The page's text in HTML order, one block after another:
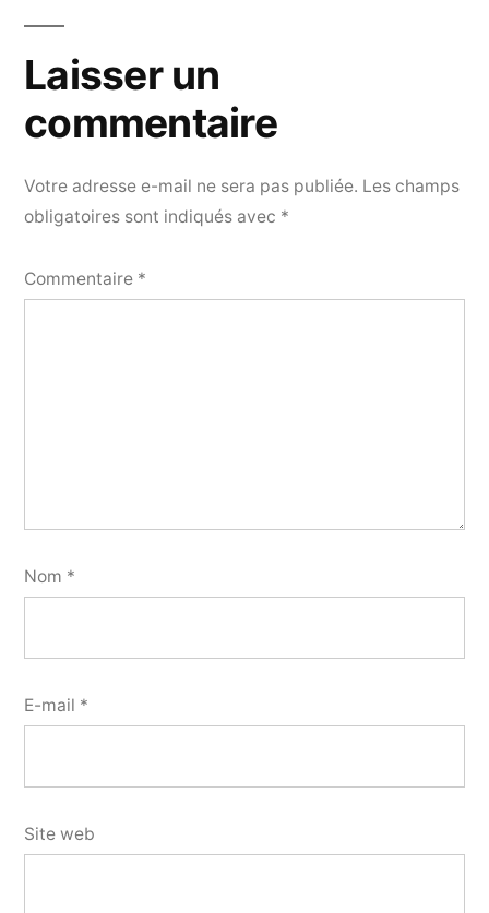
Laisser un
commentaire
Votre adresse e-mail ne sera pas publiée. Les champs
obligatoires sont indiqués avec *
Commentaire *
Nom *
E-mail *
Site web